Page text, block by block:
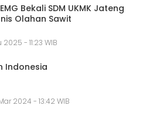
Bekali SDM UKMK Jateng
Olahan Sawit
2025 - 11:23 WIB
Indonesia
2024 - 13:42 WIB